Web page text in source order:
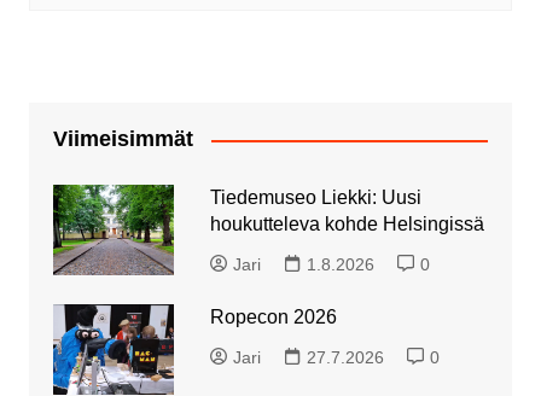
Viimeisimmät
Tiedemuseo Liekki: Uusi
houkutteleva kohde Helsingissä
Jari 1.8.2026 0
Ropecon 2026
Jari 27.7.2026 0